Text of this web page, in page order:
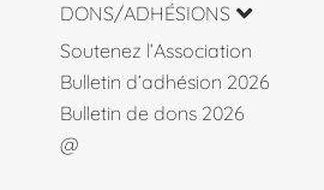
DONS/ADHÉSIONS
Soutenez l’Association
Bulletin d’adhésion 2026
Bulletin de dons 2026
@